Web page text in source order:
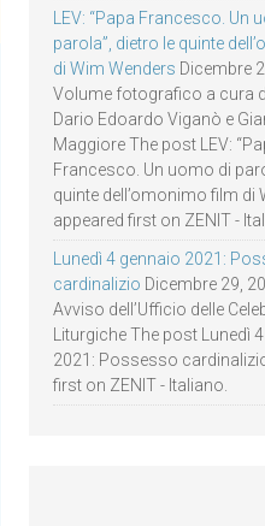
LEV: “Papa Francesco. Un
parola”, dietro le quinte
di Wim Wenders Dicembre
Volume fotografico a cura
Dario Edoardo Viganò e
Maggiore The post LEV:
Francesco. Un uomo di
quinte dell’omonimo film di
appeared first on ZENIT -
Lunedì 4 gennaio 2021:
cardinalizio Dicembre 29,
Avviso dell’Ufficio delle
Liturgiche The post Lunedì
2021: Possesso
first on ZENIT - Italiano.